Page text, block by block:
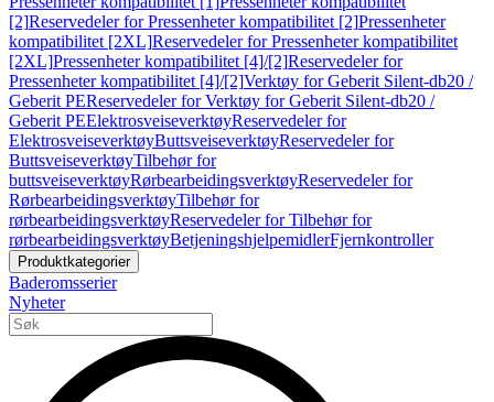
[2]Reservedeler for Pressenheter kompatibilitet [2]Pressenheter
kompatibilitet [2XL]Reservedeler for Pressenheter kompatibilitet
[2XL]Pressenheter kompatibilitet [4]/[2]Reservedeler for
Pressenheter kompatibilitet [4]/[2]Verktøy for Geberit Silent-db20 /
Geberit PEReservedeler for Verktøy for Geberit Silent-db20 /
Geberit PEElektrosveiseverktøyReservedeler for
ElektrosveiseverktøyButtsveiseverktøyReservedeler for
ButtsveiseverktøyTilbehør for
buttsveiseverktøyRørbearbeidingsverktøyReservedeler for
RørbearbeidingsverktøyTilbehør for
rørbearbeidingsverktøyReservedeler for Tilbehør for
rørbearbeidingsverktøyBetjeningshjelpemidlerFjernkontroller
Produktkategorier
Baderomsserier
Nyheter